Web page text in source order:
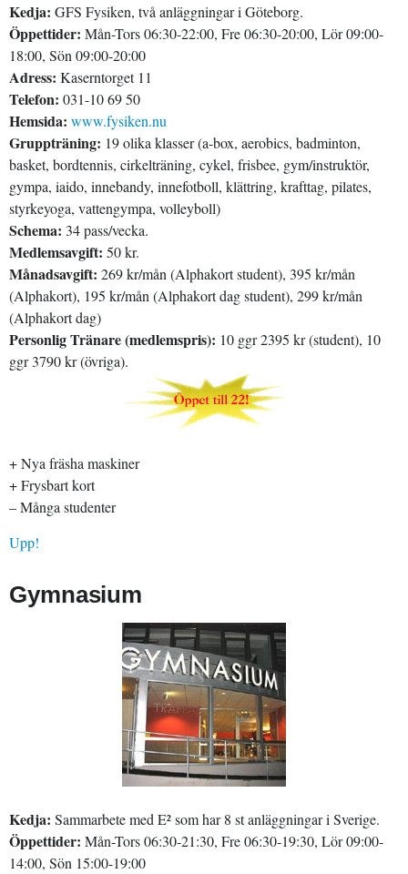
Kedja: GFS Fysiken, två anläggningar i Göteborg.
Öppettider: Mån-Tors 06:30-22:00, Fre 06:30-20:00, Lör 09:00-
18:00, Sön 09:00-20:00
Adress: Kaserntorget 11
Telefon: 031-10 69 50
Hemsida: www.fysiken.nu
Gruppträning: 19 olika klasser (a-box, aerobics, badminton,
basket, bordtennis, cirkelträning, cykel, frisbee, gym/instruktör,
gympa, iaido, innebandy, innefotboll, klättring, krafttag, pilates,
styrkeyoga, vattengympa, volleyboll)
Schema: 34 pass/vecka.
Medlemsavgift: 50 kr.
Månadsavgift: 269 kr/mån (Alphakort student), 395 kr/mån
(Alphakort), 195 kr/mån (Alphakort dag student), 299 kr/mån
(Alphakort dag)
Personlig Tränare (medlemspris): 10 ggr 2395 kr (student), 10
ggr 3790 kr (övriga).
+ Nya fräsha maskiner
+ Frysbart kort
– Många studenter
Upp!
Gymnasium
Kedja: Sammarbete med E² som har 8 st anläggningar i Sverige.
Öppettider: Mån-Tors 06:30-21:30, Fre 06:30-19:30, Lör 09:00-
14:00, Sön 15:00-19:00